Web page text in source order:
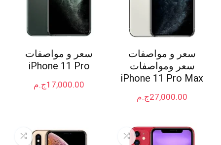
سعر و مواصفات
سعر ومواصفات
iPhone 11 Pro Max
ج.م27,000.00
سعر و مواصفات
iPhone 11 Pro
ج.م17,000.00